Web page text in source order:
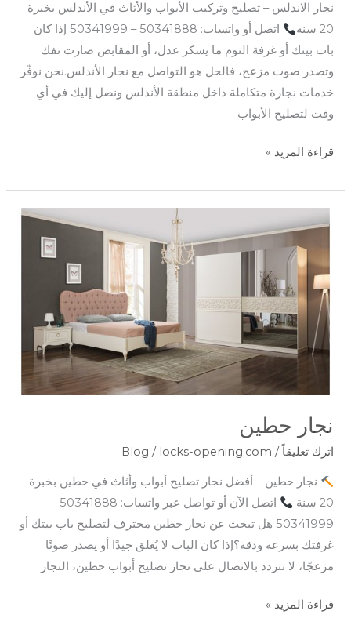
نجار الاندلس – تصليح وتركيب الأبواب والأثاث في الأندلس بخبرة
20 سنة
اتصل أو واتساب: 50341888 – 50341999 إذا كان
باب بيتك أو غرفة النوم ما يسكر عدل، أو المقابض صارت تفك
وتصدر صوت مزعج، فالحل هو التواصل مع نجار الأندلس.نحن نوفّر
خدمات نجارة متكاملة داخل منطقة الأندلس ونصل إليك في أي
وقت لتصليح الأبواب
قراءة المزيد »
نجار حطين
اترك تعليقاً /
Blog / locks-opening.com
نجار حطين – أفضل نجار تصليح أبواب وأثاث في حطين بخبرة
20 سنة
اتصل الآن أو تواصل عبر واتساب: 50341888 –
50341999 هل تبحث عن نجار حطين محترف لتصليح باب بيتك أو
غرفتك بسرعة ودقة؟إذا كان الباب لا يُغلق جيدًا أو يصدر صوتًا
مزعجًا، لا تتردد بالاتصال على نجار تصليح أبواب حطين، النجار
نجار
قراءة المزيد »